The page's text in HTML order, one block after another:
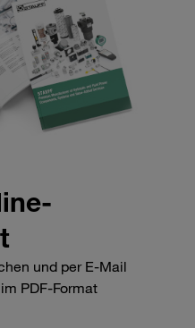
und per E-Mail
PDF-Format